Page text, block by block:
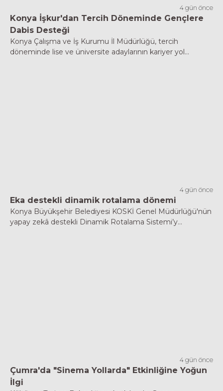
4 gün önce
Konya İşkur'dan Tercih Döneminde Gençlere
Dabis Desteği
Konya Çalışma ve İş Kurumu İl Müdürlüğü, tercih
döneminde lise ve üniversite adaylarının kariyer yol...
4 gün önce
Eka destekli dinamik rotalama dönemi
Konya Büyükşehir Belediyesi KOSKİ Genel Müdürlüğü'nün
yapay zekâ destekli Dinamik Rotalama Sistemi’y...
4 gün önce
Çumra'da "Sinema Yollarda" Etkinliğine Yoğun
İlgi